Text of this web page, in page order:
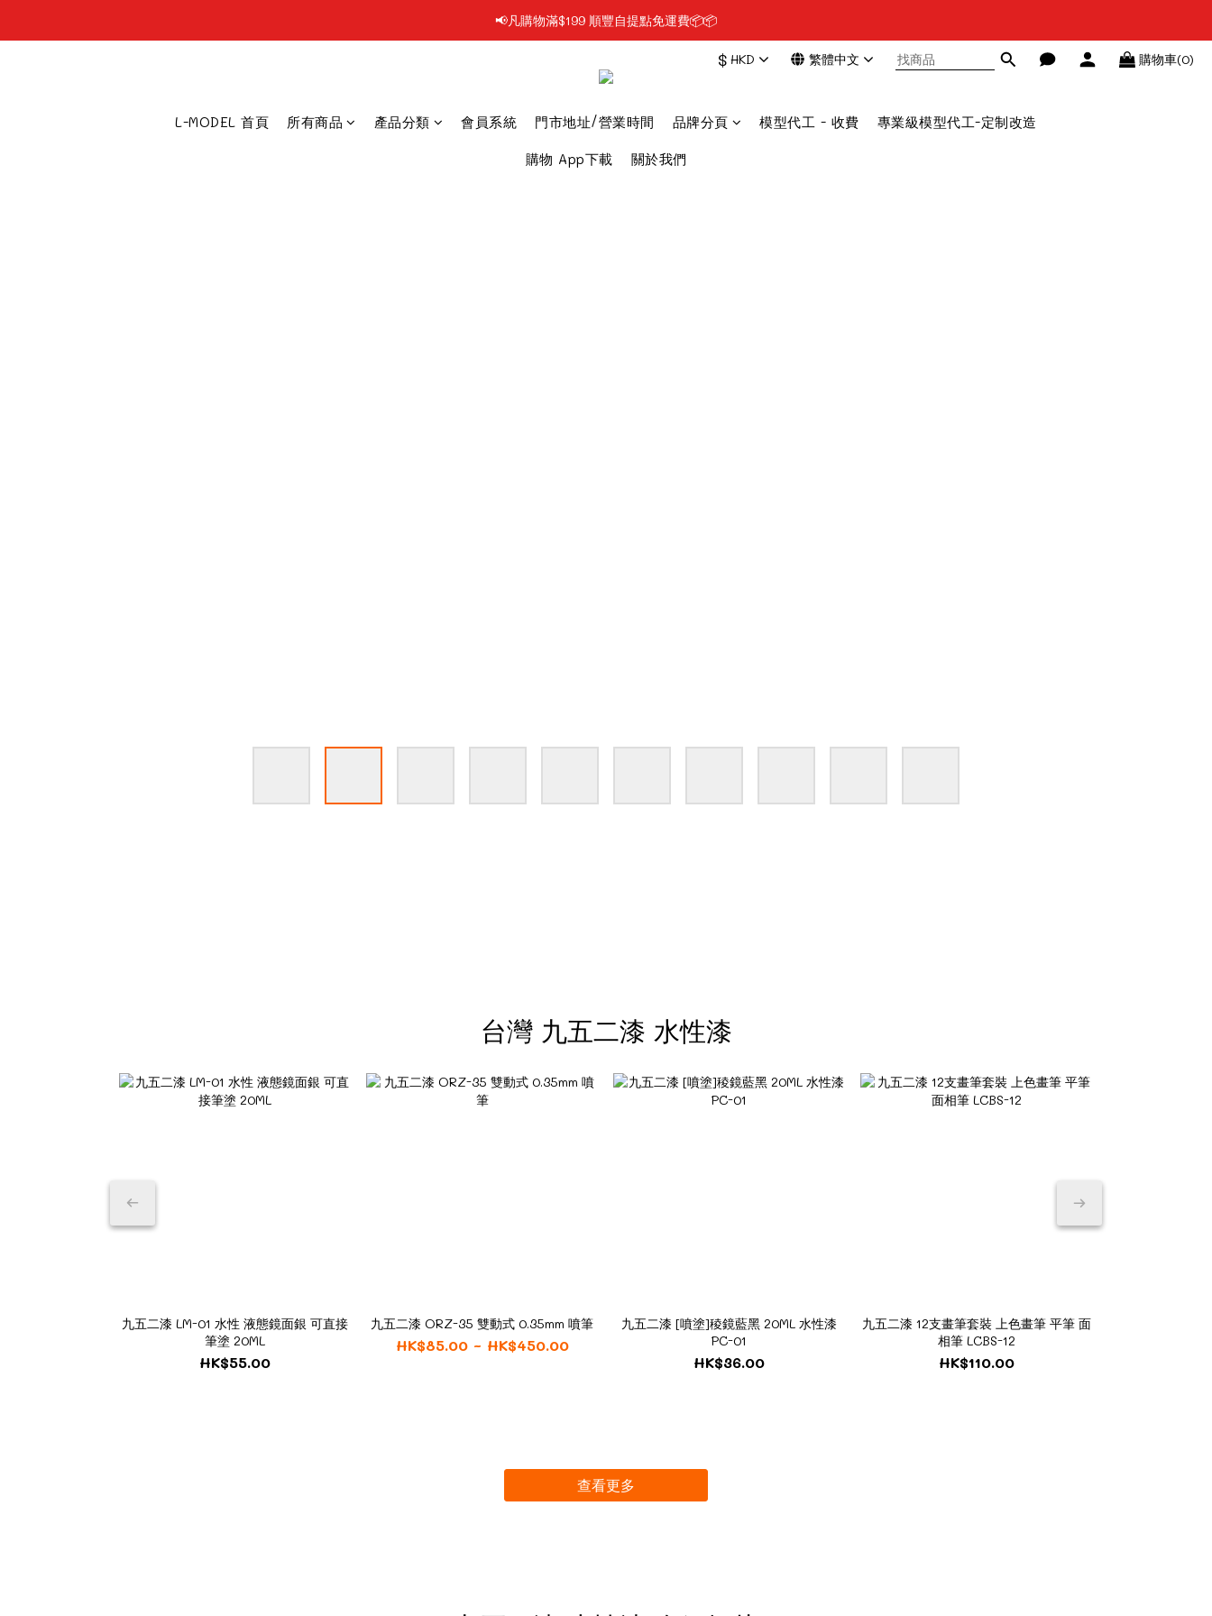
📢凡購物滿$199 順豐自提點免運費📦📦
📢凡購物滿$199 順豐自提點免運費📦📦
📢每日1PM前落單, 最快即日發貨/門市自取🔥
$ HKD 繁體中文 購物車(0)
L-MODEL 首頁 所有商品 產品分類 會員系統 門市地址/營業時間 品牌分頁 模型代工 - 收費 專業級模型代工-定制改造
購物 App下載 關於我們
台灣 九五二漆 水性漆
九五二漆 LM-01 水性 液態鏡面銀 可直接
筆塗 20ML
HK$55.00
九五二漆 ORZ-35 雙動式 0.35mm 噴筆
HK$85.00 ~ HK$450.00
九五二漆 [噴塗]稜鏡藍黑 20ML 水性漆
PC-01
HK$36.00
九五二漆 12支畫筆套裝 上色畫筆 平筆 面
相筆 LCBS-12
HK$110.00
查看更多